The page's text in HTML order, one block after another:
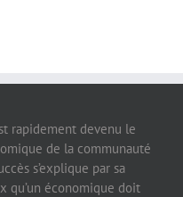
rapidement devenu le
de la communauté
s’explique par sa
qu’un économique doit